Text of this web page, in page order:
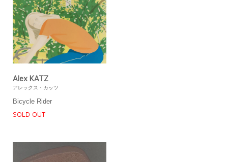
Alex KATZ
アレックス・カッツ
Bicycle Rider
SOLD OUT